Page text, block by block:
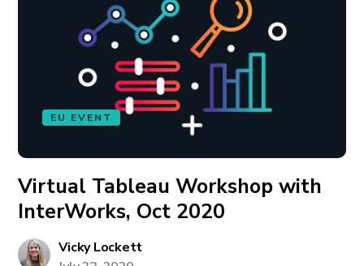
EU EVENT
Virtual Tableau Workshop with
InterWorks, Oct 2020
Vicky Lockett